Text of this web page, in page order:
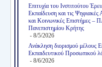
Επιτυχία του Ινστιτούτου
Εκπαίδευση και τις Ψηφιακές
και Κοινωνικές Επιστήμες
Πανεπιστημίου Κρήτης
- 8/5/2026
Ανάκληση διορισμού μέλους
Εκπαιδευτικού Προσωπικού
- 8/6/2026